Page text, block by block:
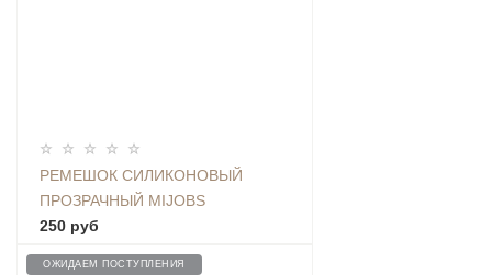
РЕМЕШОК СИЛИКОНОВЫЙ
ПРОЗРАЧНЫЙ MIJOBS
TRANSPARENT ДЛЯ BAND 3/4,
YELLOW
250 руб
ОЖИДАЕМ ПОСТУПЛЕНИЯ